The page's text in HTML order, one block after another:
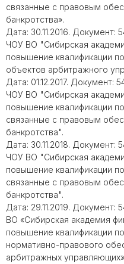
связанные с правовым
банкротства».
Дата: 30.11.2016. Документ:
ЧОУ ВО "Сибирская
повышение квалификации
объектов арбитражного
Дата: 01.12.2017. Документ:
ЧОУ ВО "Сибирская
повышение квалификации
связанные с правовым
банкротства".
Дата: 30.11.2018.
ЧОУ ВО "Сибирская
повышение квалификации
связанные с правовым
банкротства".
Дата: 29.11.2019. Документ:
ВО «Сибирская академия
повышение квалификации
нормативно-правового
арбитражных